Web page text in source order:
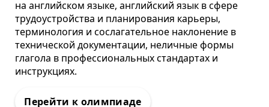
на английском языке, английский язык в сфере
трудоустройства и планирования карьеры,
терминология и сослагательное наклонение в
технической документации, неличные формы
глагола в профессиональных стандартах и
инструкциях.